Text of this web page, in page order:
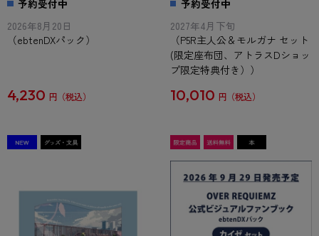
予約受付中
2026年8月20日
（ebtenDXパック）
4,230 円
予約受付中
2027年4月下旬
（P5R主人公＆モルガナ セット
(限定座布団、アトラスDショッ
プ限定特典付き））
10,010 円